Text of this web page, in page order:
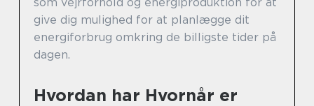
give dig mulighed for at planlægge dit
energiforbrug omkring de billigste tider på
dagen.
Hvordan har Hvornår er